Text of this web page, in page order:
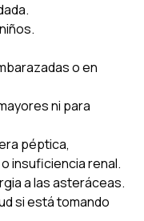
o en
ni para
péptica,
insuficiencia renal.
a las asteráceas.
si está tomando